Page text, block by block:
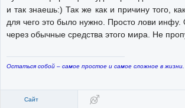
и так знаешь:) Так же как и причину того,
для чего это было нужно. Просто лови
через обычные средства этого мира. Не
Остаться собой – самое простое и самое сложное в жизни.
Сайт